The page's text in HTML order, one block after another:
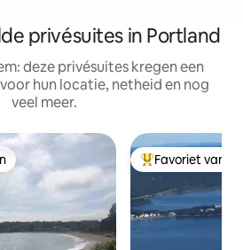
privésuites in Portland
deze privésuites kregen een
hun locatie, netheid en nog
veel meer.
Topfavoriet van
Favoriet van